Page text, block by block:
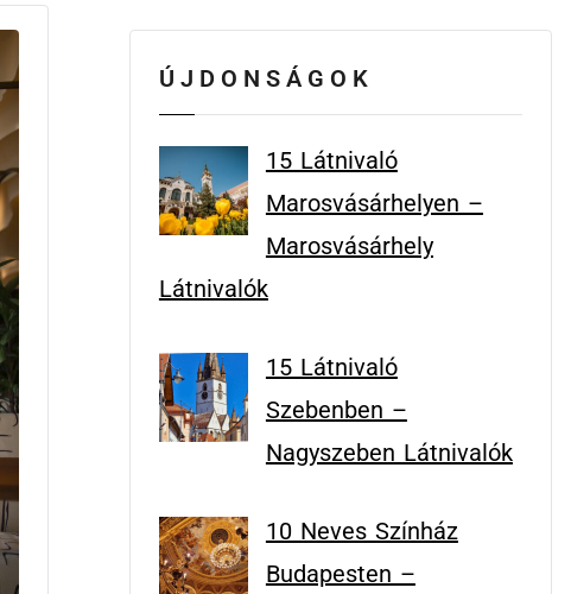
ÚJDONSÁGOK
15 Látnivaló
Marosvásárhelyen –
Marosvásárhely
Látnivalók
15 Látnivaló
Szebenben –
Nagyszeben Látnivalók
10 Neves Színház
Budapesten –